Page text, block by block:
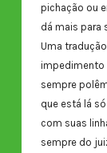
pichação ou
dá mais para
Uma
impedimento
sempre
que está lá
com suas
sempre do